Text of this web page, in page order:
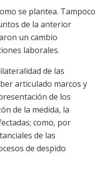
se plantea. Tampoco
de la anterior
un cambio
laborales.
de las
articulado marcos y
de los
de la medida, la
como, por
de las
de despido